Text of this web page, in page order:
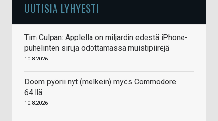
UUTISIA LYHYESTI
Tim Culpan: Applella on miljardin edestä iPhone-
puhelinten siruja odottamassa muistipiirejä
10.8.2026
Doom pyörii nyt (melkein) myös Commodore
64:llä
10.8.2026